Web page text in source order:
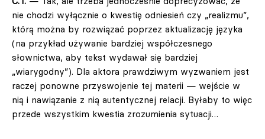
nie chodzi wyłącznie o kwestię odniesień czy „realizmu”,
którą można by rozwiązać poprzez aktualizację języka
(na przykład używanie bardziej współczesnego
słownictwa, aby tekst wydawał się bardziej
„wiarygodny”). Dla aktora prawdziwym wyzwaniem jest
raczej ponowne przyswojenie tej materii — wejście w
nią i nawiązanie z nią autentycznej relacji. Byłaby to więc
przede wszystkim kwestia zrozumienia sytuacji…